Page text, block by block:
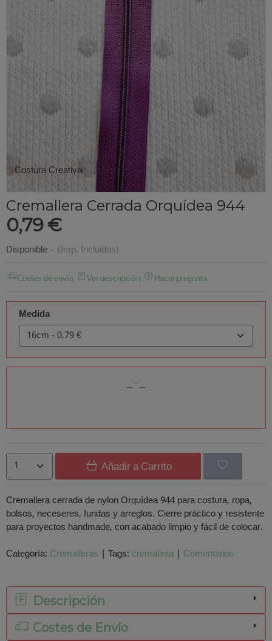
Costura Creativa
Cremallera Cerrada Orquídea 944
0,79 €
Disponible - (Imp. Incluidos)
Costes de envío Ver descripción Hacer pregunta
Medida
Añadir a Carrito
Cremallera cerrada de nylon Orquídea 944 para costura, ropa,
bolsos, neceseres, fundas y arreglos. Cierre práctico y resistente
para proyectos handmade, con acabado limpio y fácil de colocar.
Categoría: Cremalleras | Tags: cremallera | Comentarios
Descripción
Costes de Envío